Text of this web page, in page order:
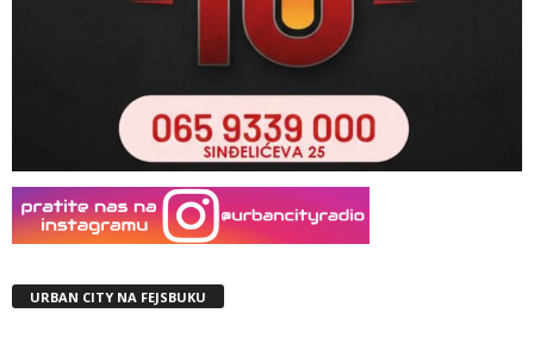
URBAN CITY NA FEJSBUKU